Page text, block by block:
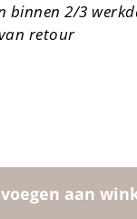
binnen 2/3
retour
aan